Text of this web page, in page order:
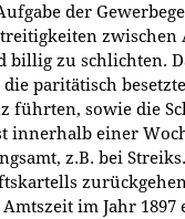
der
zu schlichten.
paritätisch
führten, sowie die
innerhalb einer
z.B. bei
im Jahr 1897